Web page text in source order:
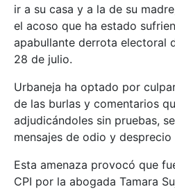
ir a su casa y a la de su
el acoso que ha estado
apabullante derrota electoral
28 de julio.
Urbaneja ha optado por
de las burlas y comentarios
adjudicándoles sin pruebas,
mensajes de odio y desprecio
Esta amenaza provocó que
CPI por la abogada Tamara